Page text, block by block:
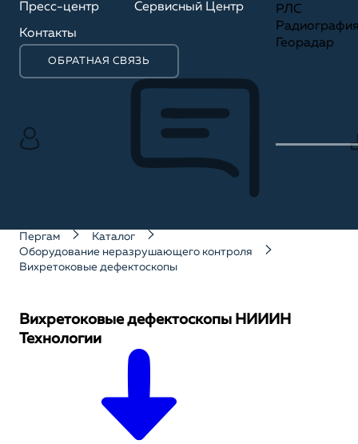
Пресс-центр Сервисный Центр
Контакты
ОБРАТНАЯ СВЯЗЬ
РЛС
Георадар
Пергам
Каталог
Оборудование неразрушающего контроля
Вихретоковые дефектоскопы
Вихретоковые дефектоскопы НИИИН
Технологии